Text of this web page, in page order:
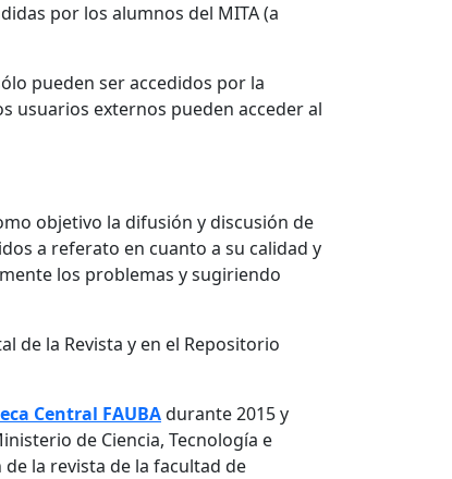
por los alumnos del MITA (a
pueden ser accedidos por la
usuarios externos pueden acceder al
objetivo la difusión y discusión de
a referato en cuanto a su calidad y
los problemas y sugiriendo
de la Revista y en el Repositorio
Central FAUBAdurante 2015 y
de Ciencia, Tecnología e
la revista de la facultad de